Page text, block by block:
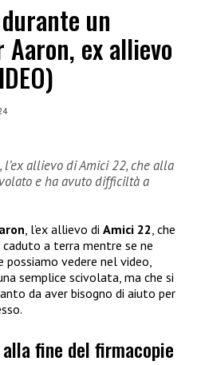
un
ex allievo
l’ex allievo di Amici 22, che alla
e ha avuto difficiltà a
, l’ex allievo di Amici 22, che
a terra mentre se ne
possiamo vedere nel video,
semplice scivolata, ma che si
da aver bisogno di aiuto per
fine del firmacopie